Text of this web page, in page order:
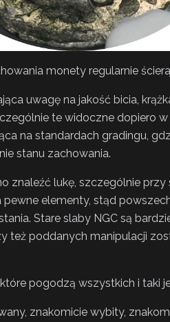
monety regularnie
uwagę na jakość bicia,
te widoczne dopiero
na standardach gradingu,
stanu zachowania.
znaleźć lukę, szczególnie
pewne elementy, stąd
Stare slaby NGC są
też poddanych manipulacji
pogodzą wszystkich i taki
znakomicie wybity,